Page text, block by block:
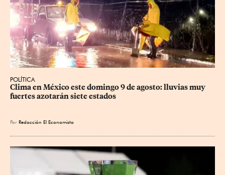
POLÍTICA
Clima en México este domingo 9 de agosto: lluvias muy
fuertes azotarán siete estados
Por Redacción El Economista